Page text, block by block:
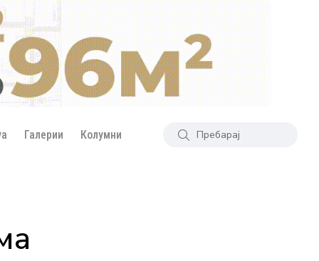
Галерии Колумни